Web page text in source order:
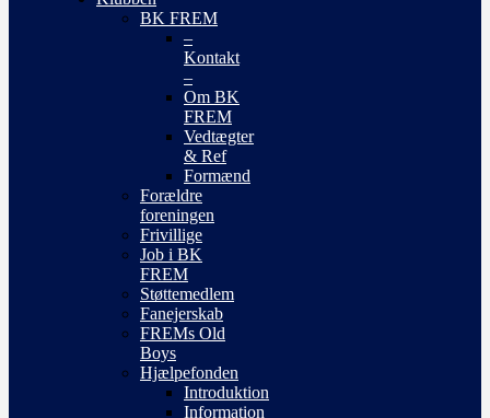
BK FREM
–
Kontakt
–
Om BK
FREM
Vedtægter
& Ref
Formænd
Forældre
foreningen
Frivillige
Job i BK
FREM
Støttemedlem
Fanejerskab
FREMs Old
Boys
Hjælpefonden
Introduktion
Information